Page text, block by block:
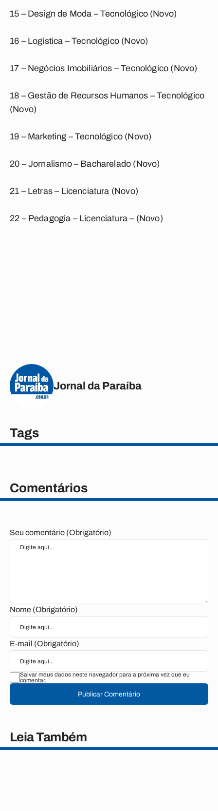
15 – Design de Moda – Tecnológico (Novo)
16 – Logística – Tecnológico (Novo)
17 – Negócios Imobiliários – Tecnológico (Novo)
18 – Gestão de Recursos Humanos – Tecnológico
(Novo)
19 – Marketing – Tecnológico (Novo)
20 – Jornalismo – Bacharelado (Novo)
21 – Letras – Licenciatura (Novo)
22 – Pedagogia – Licenciatura – (Novo)
Jornal da Paraíba
Tags
Comentários
Seu comentário (Obrigatório)
Nome (Obrigatório)
E-mail (Obrigatório)
Salvar meus dados neste navegador para a próxima vez que eu
comentar.
Publicar Comentário
Leia Também